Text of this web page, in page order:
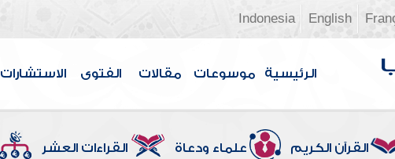
English
Indonesia
الرئيسية موسوعات مقالات الفتوى الاستشارات
القرآن الكريم علماء ودعاة القراءات العشر